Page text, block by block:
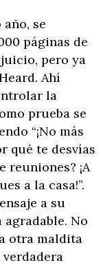
se
páginas de
pero ya
Ahí
la
prueba se
“¡No más
qué te desvías
reuniones? ¡A
a la casa!”.
a su
No
otra maldita
verdadera